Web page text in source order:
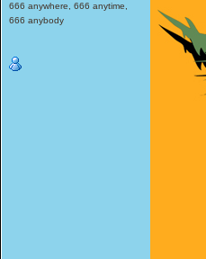
666 anywhere, 666 anytime,
666 anybody